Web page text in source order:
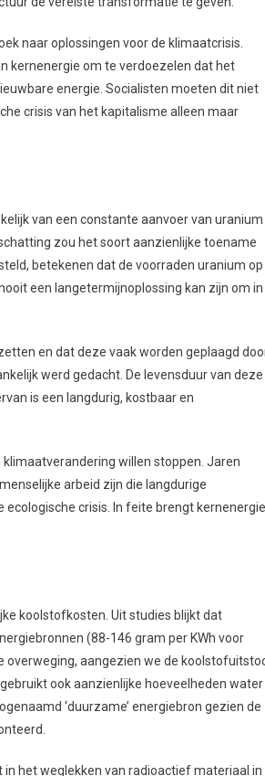
naar oplossingen voor de klimaatcrisis.
kernenergie om te verdoezelen dat het
energie. Socialisten moeten dit niet
crisis van het kapitalisme alleen maar
van een constante aanvoer van uranium
zou het soort aanzienlijke toename
betekenen dat de voorraden uranium op
een langetermijnoplossing kan zijn om in
en dat deze vaak worden geplaagd
werd gedacht. De levensduur van deze
is een langdurig, kostbaar en
willen stoppen. Jaren
arbeid zijn die langdurige
crisis. In feite brengt kernenergie
koolstofkosten. Uit studies blijkt dat
(88-146 gram per KWh voor
overweging, aangezien we de
ook aanzienlijke hoeveelheden water
‘duurzame’ energiebron gezien de
het weglekken van radioactief materiaal in